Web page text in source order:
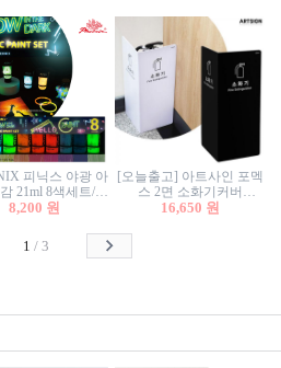
피닉스 야광 아
21ml 8색세트/야
광물감
8,200 원
[오늘출고] 아트사인 포멕
스 2면 소화기커버
1470/1471/소화기커버/소
함/소화기거치대/소화기
16,650 원
1 / 3